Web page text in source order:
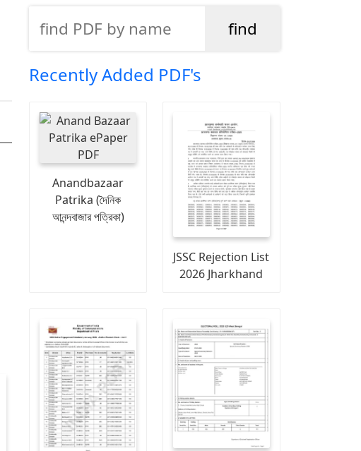
Recently Added PDF's
Anandbazaar
Patrika (দৈনিক
আনন্দবাজার পত্রিকা)
JSSC Rejection List
2026 Jharkhand